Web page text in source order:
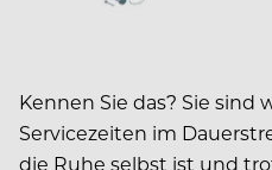
Kennen Sie das? Sie sind
Servicezeiten im
die Ruhe selbst ist und